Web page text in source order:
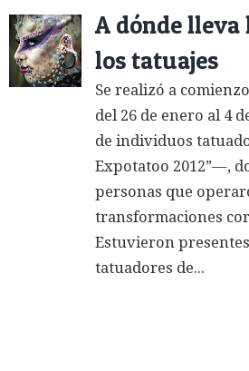
A dónde lleva
los tatuajes
Se realizó a
del 26 de enero al 4
de individuos
Expotatoo 2012”—,
personas que
transformaciones
Estuvieron
tatuadores de...